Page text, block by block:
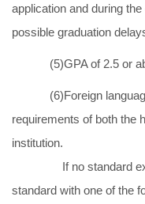
application and during
possible graduation
(5)GPA of 2.5 or
(6)Foreign language
requirements of both the
institution.
If no standard
standard with one of the